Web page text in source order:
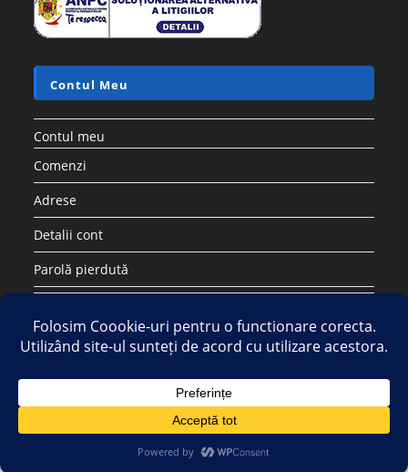
Contul Meu
Contul meu
Comenzi
Adrese
Detalii cont
Parolă pierdută